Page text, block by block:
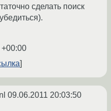
сделать поиск
09.06.2011 20:03:50